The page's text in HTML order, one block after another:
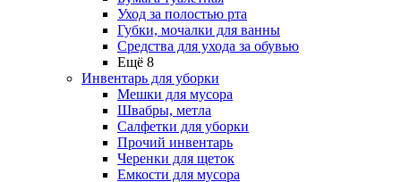
Уход за полостью рта
Губки, мочалки для ванны
Средства для ухода за обувью
Ещё 8
Инвентарь для уборки
Мешки для мусора
Швабры, метла
Салфетки для уборки
Прочий инвентарь
Черенки для щеток
Емкости для мусора